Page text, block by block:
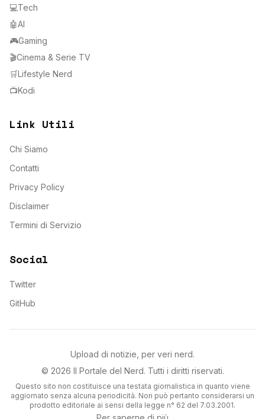
💻Tech
🤖AI
🎮Gaming
🎬Cinema & Serie TV
🛒Lifestyle Nerd
📺Kodi
Link Utili
Chi Siamo
Contatti
Privacy Policy
Disclaimer
Termini di Servizio
Social
Twitter
GitHub
Upload di notizie, per veri nerd.
© 2026 Il Portale del Nerd. Tutti i diritti riservati.
Questo sito non costituisce una testata giornalistica in quanto viene
aggiornato senza alcuna periodicità. Non può pertanto considerarsi un
prodotto editoriale ai sensi della legge n° 62 del 7.03.2001.